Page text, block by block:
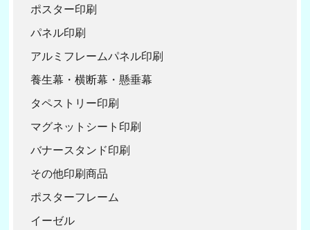
50
ポスター印刷
パネル印刷
アルミフレームパネル印刷
養生幕・横断幕・懸垂幕
タペストリー印刷
マグネットシート印刷
バナースタンド印刷
その他印刷商品
ポスターフレーム
イーゼル